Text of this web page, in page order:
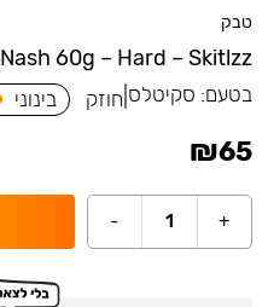
טבק
Nash 60g – Hard – Skitlzz
בטעם: סקיטלס חוזק בינוני
₪65
+
1
-